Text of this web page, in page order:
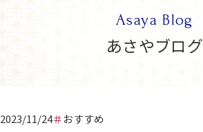
Asaya Blog
あさやブログ
2023/11/24 おすすめ